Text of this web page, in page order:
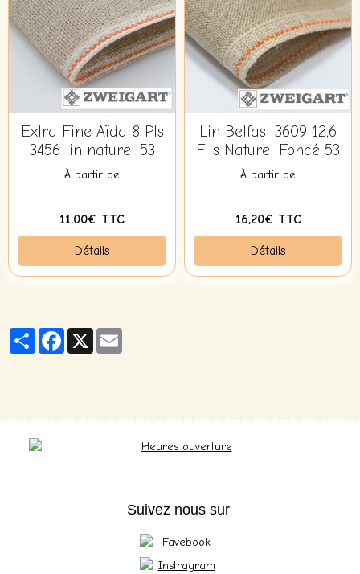
Extra Fine Aïda 8 Pts
3456 lin naturel 53
À partir de
11,00€ TTC
Détails
Lin Belfast 3609 12,6
Fils Naturel Foncé 53
À partir de
16,20€ TTC
Détails
PartagerFacebook
X
Suivez nous sur